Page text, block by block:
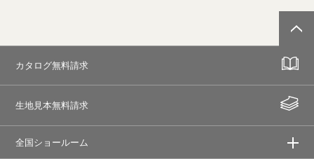
カタログ無料請求
生地見本無料請求
全国ショールーム